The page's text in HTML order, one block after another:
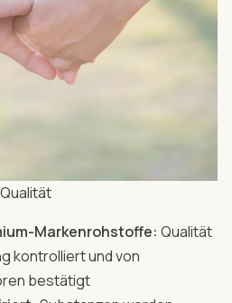
Markenrohstoffe: Qualität
kontrolliert und von
bestätigt